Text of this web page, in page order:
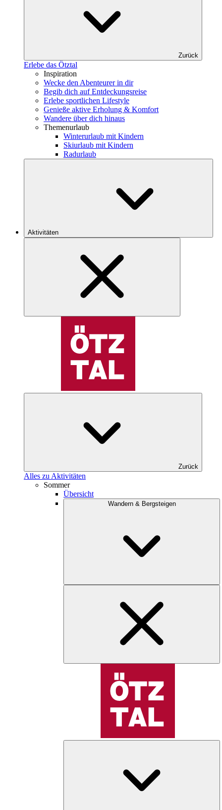
Zurück
Erlebe das Ötztal
Inspiration
Wecke den Abenteurer in dir
Begib dich auf Entdeckungsreise
Erlebe sportlichen Lifestyle
Genieße aktive Erholung & Komfort
Wandere über dich hinaus
Themenurlaub
Winterurlaub mit Kindern
Skiurlaub mit Kindern
Radurlaub
Aktivitäten
Zurück
Alles zu Aktivitäten
Sommer
Übersicht
Wandern & Bergsteigen